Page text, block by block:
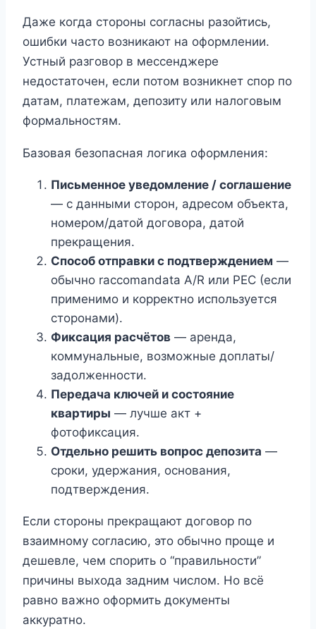
Даже когда стороны согласны разойтись,
ошибки часто возникают на оформлении.
Устный разговор в мессенджере
недостаточен, если потом возникнет спор по
датам, платежам, депозиту или налоговым
формальностям.
Базовая безопасная логика оформления:
Письменное уведомление / соглашение
— с данными сторон, адресом объекта,
номером/датой договора, датой
прекращения.
Способ отправки с подтверждением —
обычно raccomandata A/R или PEC (если
применимо и корректно используется
сторонами).
Фиксация расчётов — аренда,
коммунальные, возможные доплаты/
задолженности.
Передача ключей и состояние
квартиры — лучше акт +
фотофиксация.
Отдельно решить вопрос депозита —
сроки, удержания, основания,
подтверждения.
Если стороны прекращают договор по
взаимному согласию, это обычно проще и
дешевле, чем спорить о “правильности”
причины выхода задним числом. Но всё
равно важно оформить документы
аккуратно.